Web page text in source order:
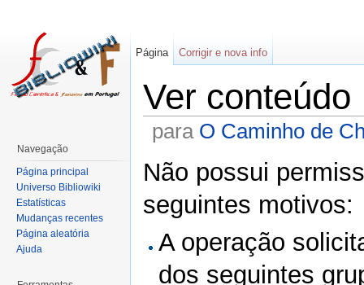
Ver conteúdo
para O Caminho de
Não possui
seguintes motivos:
A operação
dos seguintes
Página Corrigir e nova info
Navegação
Página principal
Universo Bibliowiki
Estatísticas
Mudanças recentes
Página aleatória
Ajuda